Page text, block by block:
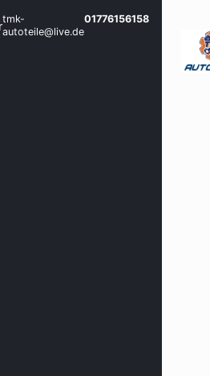
tmk-
autoteile@live.de
01776156158